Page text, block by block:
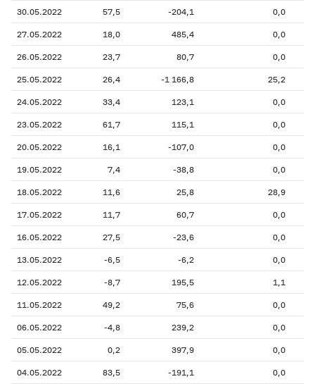
30.05.2022 57,5 -204,1 0,0
27.05.2022 18,0 485,4 0,0
26.05.2022 23,7 80,7 0,0
25.05.2022 26,4 -1 166,8 25,2
24.05.2022 33,4 123,1 0,0
23.05.2022 61,7 115,1 0,0
20.05.2022 16,1 -107,0 0,0
19.05.2022 7,4 -38,8 0,0
18.05.2022 11,6 25,8 28,9
17.05.2022 11,7 60,7 0,0
16.05.2022 27,5 -23,6 0,0
13.05.2022 -6,5 -6,2 0,0
12.05.2022 -8,7 195,5 1,1
11.05.2022 49,2 75,6 0,0
06.05.2022 -4,8 239,2 0,0
05.05.2022 0,2 397,9 0,0
04.05.2022 83,5 -191,1 0,0